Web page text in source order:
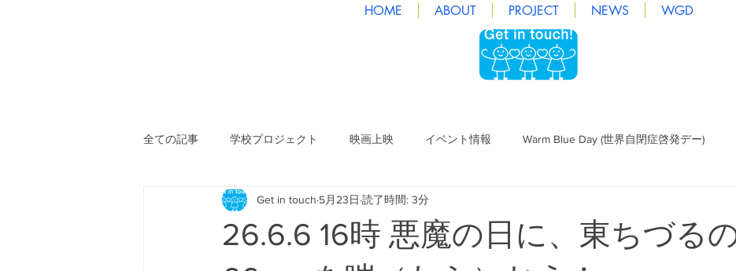
HOME ABOUT PROJECT NEWS WGD
全ての記事 学校プロジェクト 映画上映 イベント情報 Warm Blue Day (世界自閉症啓発デー)
月夜のからくりハウス まぜこぜアートプロジェクト
Warm Green Day（世界脳性まひの日）
26.6.6 16時 悪魔の日に、東ちづる
Get in touch 5月23日 読了時間: 3分